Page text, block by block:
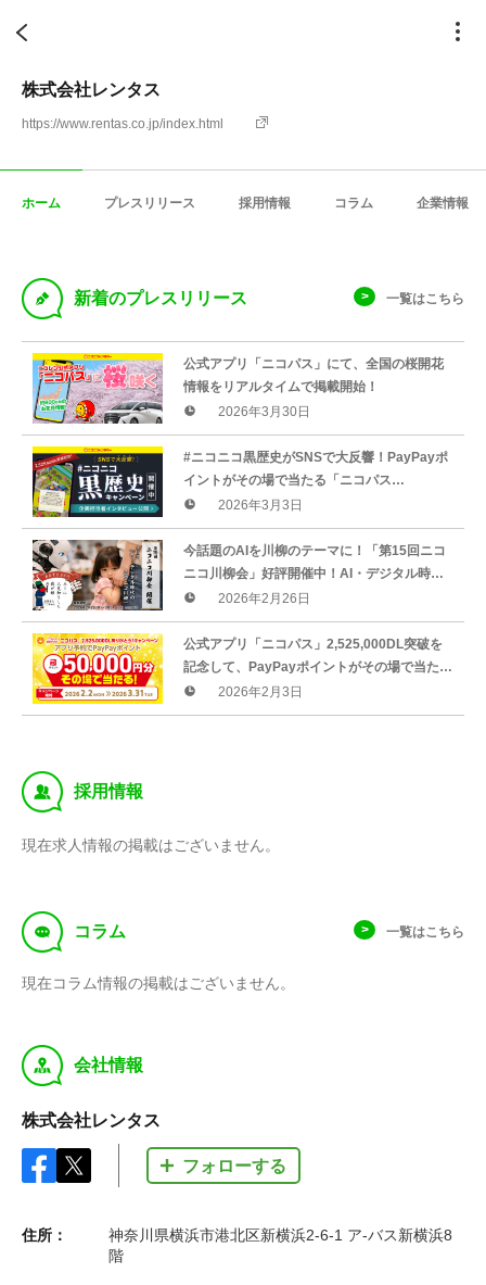
株式会社レンタス
https://www.rentas.co.jp/index.html
ホーム プレスリリース 採用情報 コラム 企業情報
D 新着のプレスリリース 一覧はこちら
公式アプリ「ニコパス」にて、全国の桜開花
情報をリアルタイムで掲載開始！
2026年3月30日
#ニコニコ黒歴史がSNSで大反響！PayPayポ
イントがその場で当たる「ニコパス
2,525,000DLありがとう！キャンペーン」開
催中！
2026年3月3日
今話題のAIを川柳のテーマに！「第15回ニコ
ニコ川柳会」好評開催中！AI・デジタル時代
のニコニコ川柳を大募集！
2026年2月26日
公式アプリ「ニコパス」2,525,000DL突破を
記念して、PayPayポイントがその場で当たる
「ニコパス2,525,000DLありがとう！キャン
ペーン」開催！
2026年2月3日
‰ 採用情報
現在求人情報の掲載はございません。
f コラム 一覧はこちら
現在コラム情報の掲載はございません。
y 会社情報
株式会社レンタス
フォローする
住所：
神奈川県横浜市港北区新横浜2-6-1 ア-バス新横浜8
階